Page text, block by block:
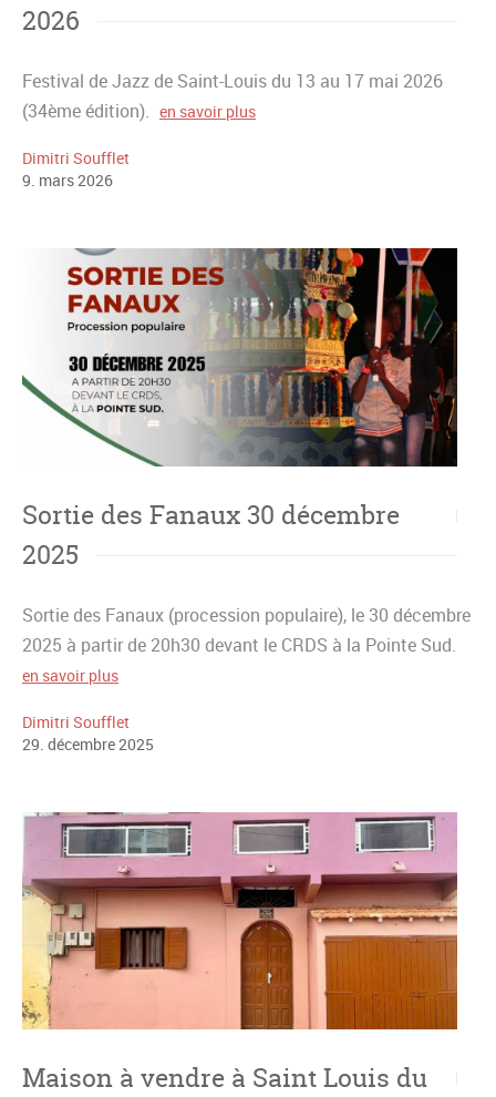
2026
Festival de Jazz de Saint-Louis du 13 au 17 mai 2026
(34ème édition). en savoir plus
Dimitri Soufflet
9. mars2026
Sortie des Fanaux 30 décembre
2025
Sortie des Fanaux (procession populaire), le 30 décembre
2025 à partir de 20h30 devant le CRDS à la Pointe Sud.
en savoir plus
Dimitri Soufflet
29 décembre2025
Maison à vendre à Saint Louis du